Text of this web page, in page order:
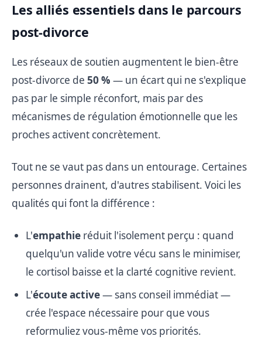
Les alliés essentiels dans le parcours
post-divorce
Les réseaux de soutien augmentent le bien-être
post-divorce de 50 % — un écart qui ne s'explique
pas par le simple réconfort, mais par des
mécanismes de régulation émotionnelle que les
proches activent concrètement.
Tout ne se vaut pas dans un entourage. Certaines
personnes drainent, d'autres stabilisent. Voici les
qualités qui font la différence :
L'empathie réduit l'isolement perçu : quand
quelqu'un valide votre vécu sans le minimiser,
le cortisol baisse et la clarté cognitive revient.
L'écoute active— sans conseil immédiat —
crée l'espace nécessaire pour que vous
reformuliez vous-même vos priorités.